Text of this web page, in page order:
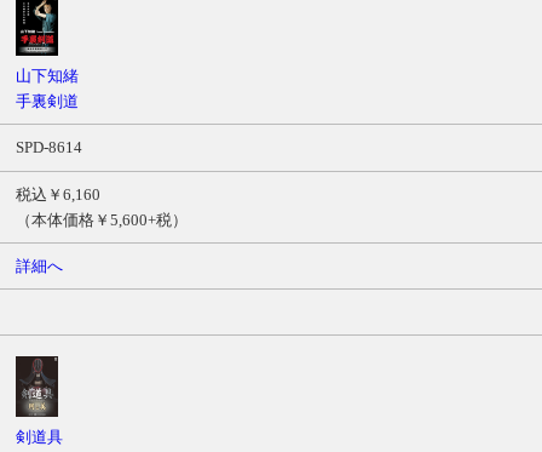
山下知緒
手裏剣道
SPD-8614
税込￥6,160
（本体価格￥5,600+税）
詳細へ
剣道具